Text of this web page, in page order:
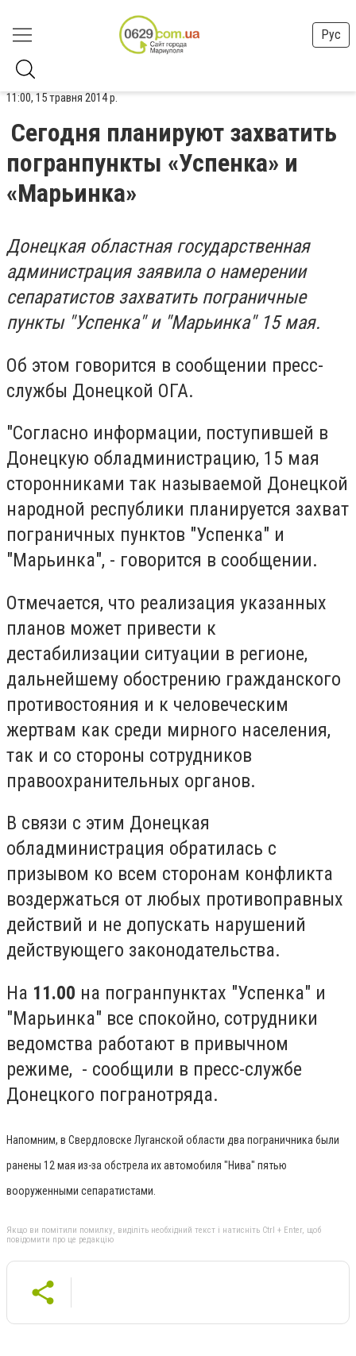
Рус
11:00, 15 травня 2014 р.
Сегодня планируют захватить
погранпункты «Успенка» и
«Марьинка»
Донецкая областная государственная
администрация заявила о намерении
сепаратистов захватить пограничные
пункты "Успенка" и "Марьинка" 15 мая.
Об этом говорится в сообщении пресс-
службы Донецкой ОГА.
"Согласно информации, поступившей в
Донецкую обладминистрацию, 15 мая
сторонниками так называемой Донецкой
народной республики планируется захват
пограничных пунктов "Успенка" и
"Марьинка", - говорится в сообщении.
Отмечается, что реализация указанных
планов может привести к
дестабилизации ситуации в регионе,
дальнейшему обострению гражданского
противостояния и к человеческим
жертвам как среди мирного населения,
так и со стороны сотрудников
правоохранительных органов.
В связи с этим Донецкая
обладминистрация обратилась с
призывом ко всем сторонам конфликта
воздержаться от любых противоправных
действий и не допускать нарушений
действующего законодательства.
На 11.00 на погранпунктах "Успенка" и
"Марьинка" все спокойно, сотрудники
ведомства работают в привычном
режиме, - сообщили в пресс-службе
Донецкого погранотряда.
Напомним, в Свердловске Луганской области два пограничника были
ранены 12 мая из-за обстрела их автомобиля "Нива" пятью
вооруженными сепаратистами.
Якщо ви помітили помилку, виділіть необхідний текст і натисніть Ctrl + Enter, щоб
повідомити про це редакцію